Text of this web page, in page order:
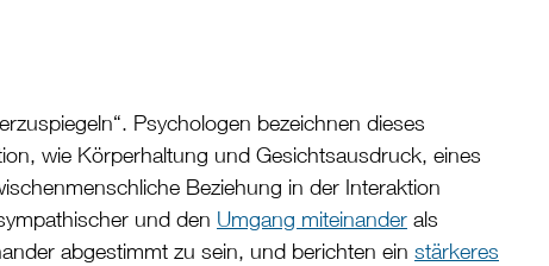
Psychologen bezeichnen dieses
wie Körperhaltung und Gesichtsausdruck, eines
Beziehung in der Interaktion
und den Umgang miteinander als
abgestimmt zu sein, und berichten ein stärkeres